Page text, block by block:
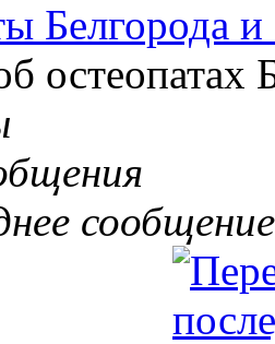
Белгорода
остеопатах
сообщение